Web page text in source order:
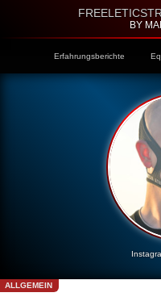
BY
Erfahrungsberichte
ALLGEMEIN